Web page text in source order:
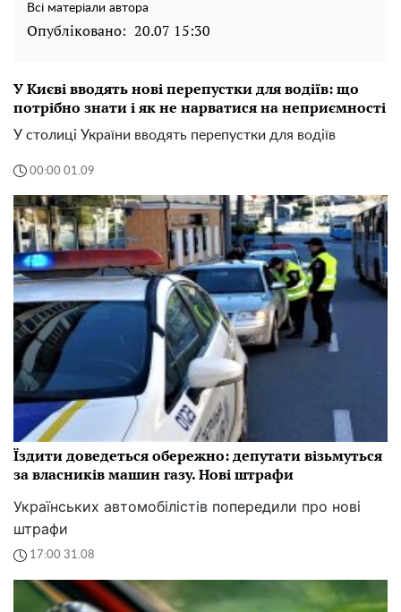
Всі матеріали автора
Опубліковано: 20.07 15:30
У Києві вводять нові перепустки для водіїв: що
потрібно знати і як не нарватися на неприємності
У столиці України вводять перепустки для водіїв
00:00 01.09
Їздити доведеться обережно: депутати візьмуться
за власників машин газу. Нові штрафи
Українських автомобілістів попередили про нові
штрафи
17:00 31.08